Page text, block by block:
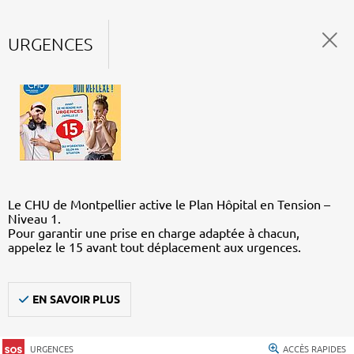
URGENCES
Le CHU de Montpellier active le Plan Hôpital en Tension –
Niveau 1.
Pour garantir une prise en charge adaptée à chacun,
appelez le 15 avant tout déplacement aux urgences.
EN SAVOIR PLUS
URGENCES ACCÈS RAPIDES